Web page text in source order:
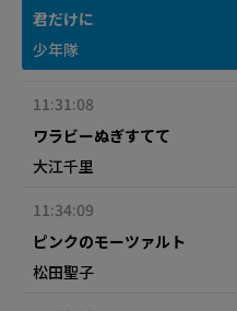
君だけに
少年隊
11:31:08
ワラビーぬぎすてて
大江千里
11:34:09
ピンクのモーツァルト
松田聖子